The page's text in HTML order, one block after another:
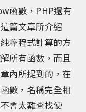
函數，PHP還有
篇文章所介紹
粹程式計算的方
所有函數，而且
內所提到的，在
數，名稱完全相
會太難查找使